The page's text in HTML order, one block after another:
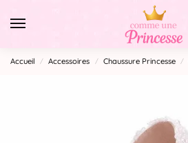
Accueil / Accessoires / Chaussure Princesse /